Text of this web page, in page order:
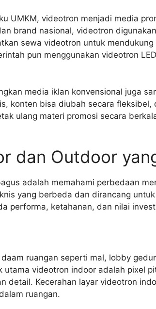
UMKM, videotron menjadi media
brand nasional, videotron
sewa videotron untuk
pun menggunakan videotron
media iklan konvensional juga
konten bisa diubah secara fleksibel,
ulang materi promosi secara
dan Outdoor
adalah memahami perbedaan
yang berbeda dan dirancang
performa, ketahanan, dan nilai
ruangan seperti mal, lobby
videotron indoor adalah pixel
detail. Kecerahan layar videotron
ruangan.